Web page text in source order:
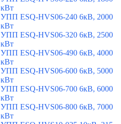
кВт
УПП ESQ-HVS06-240 6кВ, 2000
кВт
УПП ESQ-HVS06-320 6кВ, 2500
кВт
УПП ESQ-HVS06-490 6кВ, 4000
кВт
УПП ESQ-HVS06-600 6кВ, 5000
кВт
УПП ESQ-HVS06-700 6кВ, 6000
кВт
УПП ESQ-HVS06-800 6кВ, 7000
кВт